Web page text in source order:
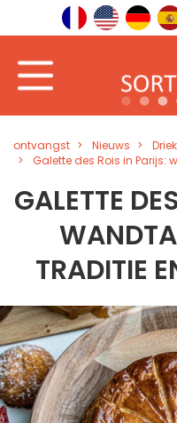
ontvangst Nieuws
Galette des Rois in Parijs:
GALETTE
TRADITIE